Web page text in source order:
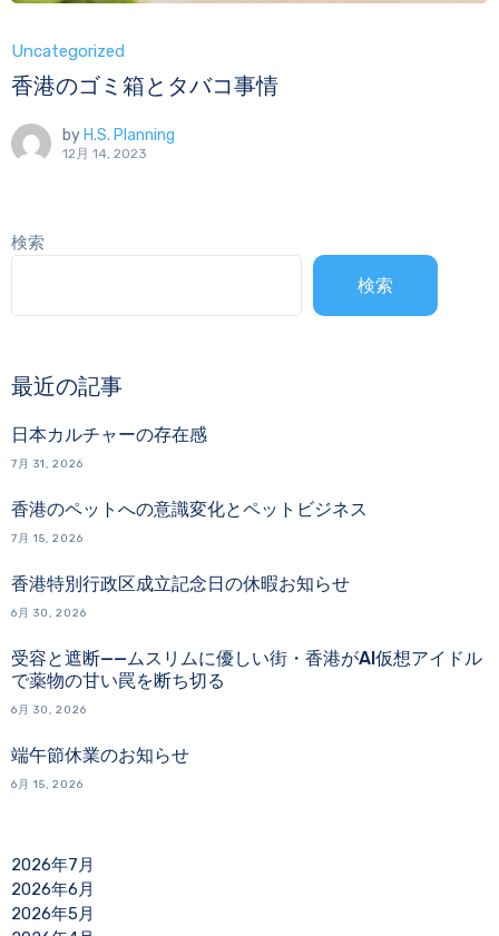
Uncategorized
香港のゴミ箱とタバコ事情
by H.S. Planning
12月 14, 2023
検索
検索
最近の記事
日本カルチャーの存在感
7月 31, 2026
香港のペットへの意識変化とペットビジネス
7月 15, 2026
香港特別行政区成立記念日の休暇お知らせ
6月 30, 2026
受容と遮断——ムスリムに優しい街・香港がAI仮想アイドル
で薬物の甘い罠を断ち切る
6月 30, 2026
端午節休業のお知らせ
6月 15, 2026
2026年7月
2026年6月
2026年5月